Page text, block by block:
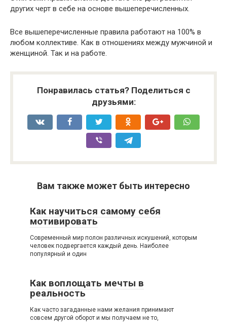
других черт в себе на основе вышеперечисленных.
Все вышеперечисленные правила работают на 100% в
любом коллективе. Как в отношениях между мужчиной и
женщиной. Так и на работе.
Понравилась статья? Поделиться с
друзьями:
Вам также может быть интересно
Как научиться самому себя
мотивировать
Современный мир полон различных искушений, которым
человек подвергается каждый день. Наиболее
популярный и один
Как воплощать мечты в
реальность
Как часто загаданные нами желания принимают
совсем другой оборот и мы получаем не то,